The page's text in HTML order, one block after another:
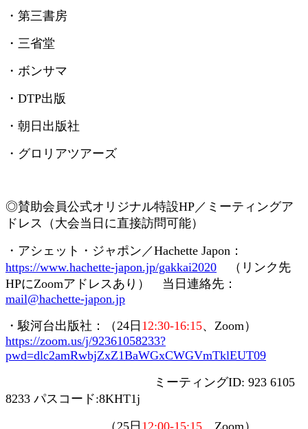
・第三書房
・三省堂
・ボンサマ
・ DTP出版
・朝日出版社
・グロリアツアーズ
◎賛助会員公式オリジナル特設HP／ミーティングア
ドレス（大会当日に直接訪問可能）
・アシェット・ジャポン／Hachette Japon ：
https://www.hachette-japon.jp/gakkai2020 （リンク先
HPにZoomアドレスあり） 当日連絡先：
mail@hachette-japon.jp
・駿河台出版社：（24 日 12:30-16:15、 Zoom）
https://zoom.us/j/92361058233?
pwd=dlc2amRwbjZxZ1BaWGxCWGVmTklEUT09
ミーティングID: 923 6105
8233 パスコード:8KHT1j